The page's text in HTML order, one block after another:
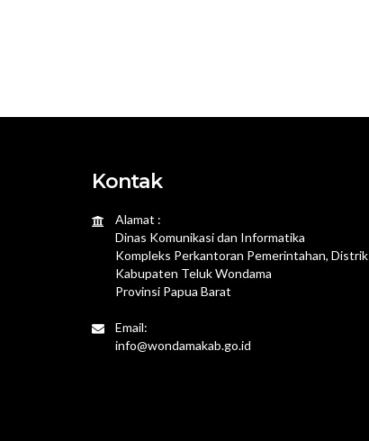
Kontak
Alamat :
Dinas Komunikasi dan Informatika
Kompleks Perkantoran Pemerintahan, Distrik
Kabupaten Teluk Wondama
Provinsi Papua Barat
Email:
info@wondamakab.go.id